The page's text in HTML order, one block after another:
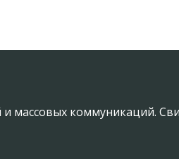
массовых коммуникаций.